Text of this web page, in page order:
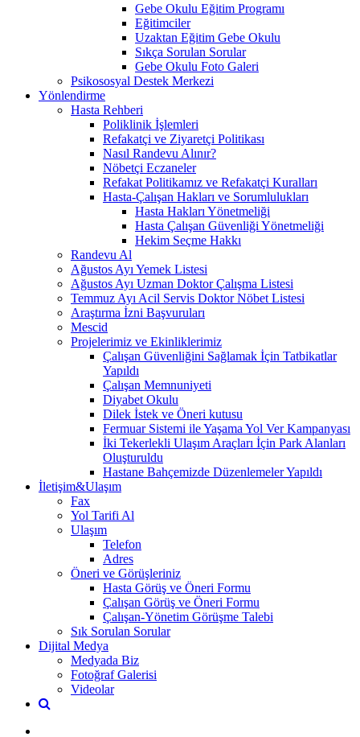
Gebe Okulu Eğitim Programı
Eğitimciler
Uzaktan Eğitim Gebe Okulu
Sıkça Sorulan Sorular
Gebe Okulu Foto Galeri
Psikososyal Destek Merkezi
Yönlendirme
Hasta Rehberi
Poliklinik İşlemleri
Refakatçi ve Ziyaretçi Politikası
Nasıl Randevu Alınır?
Nöbetçi Eczaneler
Refakat Politikamız ve Refakatçi Kuralları
Hasta-Çalışan Hakları ve Sorumlulukları
Hasta Hakları Yönetmeliği
Hasta Çalışan Güvenliği Yönetmeliği
Hekim Seçme Hakkı
Randevu Al
Ağustos Ayı Yemek Listesi
Ağustos Ayı Uzman Doktor Çalışma Listesi
Temmuz Ayı Acil Servis Doktor Nöbet Listesi
Araştırma İzni Başvuruları
Mescid
Projelerimiz ve Ekinliklerimiz
Çalışan Güvenliğini Sağlamak İçin Tatbikatlar
Yapıldı
Çalışan Memnuniyeti
Diyabet Okulu
Dilek İstek ve Öneri kutusu
Fermuar Sistemi ile Yaşama Yol Ver Kampanyası
İki Tekerlekli Ulaşım Araçları İçin Park Alanları
Oluşturuldu
Hastane Bahçemizde Düzenlemeler Yapıldı
İletişim&Ulaşım
Fax
Yol Tarifi Al
Ulaşım
Telefon
Adres
Öneri ve Görüşleriniz
Hasta Görüş ve Öneri Formu
Çalışan Görüş ve Öneri Formu
Çalışan-Yönetim Görüşme Talebi
Sık Sorulan Sorular
Dijital Medya
Medyada Biz
Fotoğraf Galerisi
Videolar